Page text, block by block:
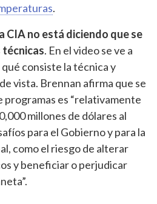
.
CIA no está diciendo que se
. En el video se ve a
consiste la técnica y
vista. Brennan afirma que se
es “relativamente
millones de dólares al
para el Gobierno y para la
como el riesgo de alterar
y beneficiar o perjudicar